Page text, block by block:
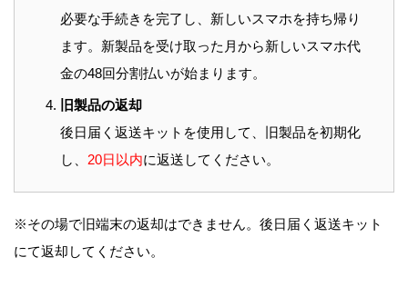
必要な手続きを完了し、新しいスマホを持ち帰り
ます。新製品を受け取った月から新しいスマホ代
金の48回分割払いが始まります。
旧製品の返却
後日届く返送キットを使用して、旧製品を初期化
し、 20日以内に返送してください。
※その場で旧端末の返却はできません。後日届く返送キット
にて返却してください。